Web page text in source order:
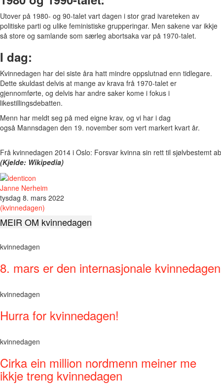
Utover på 1980- og 90-talet vart dagen i stor grad ivareteken av
politiske parti og ulike feministiske grupperingar. Men sakene var ikkje
så store og samlande som særleg abortsaka var på 1970-talet.
I dag:
Kvinnedagen har dei siste åra hatt mindre oppslutnad enn tidlegare.
Dette skuldast delvis at mange av krava frå 1970-talet er
gjennomførte, og delvis har andre saker kome i fokus i
likestillingsdebatten.
Menn har meldt seg på med eigne krav, og vi har i dag
også Mannsdagen den 19. november som vert markert kvart år.
Frå kvinnedagen 2014 i Oslo: Forsvar kvinna sin rett til sjølvbestemt
(Kjelde: Wikipedia)
Janne Nerheim
tysdag 8. mars 2022
(kvinnedagen)
MEIR OM kvinnedagen
kvinnedagen
8. mars er den internasjonale kvinnedagen
kvinnedagen
Hurra for kvinnedagen!
kvinnedagen
Cirka ein million nordmenn meiner me
ikkje treng kvinnedagen